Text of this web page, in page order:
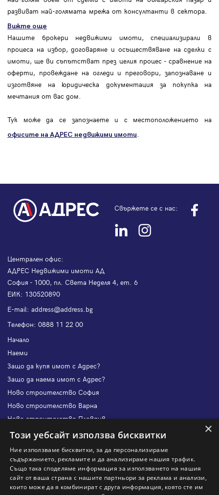
развиват най-голямата мрежа от консултанти в сектора.
Вижте още
Нашите брокери недвижими имоти, специализирали в
процеса на избор, договаряне и осъществяване на сделки с
имоти, ще ви съпътстват през целия процес - сравнение на
оферти, провеждане на огледи и преговори, запознаване и
изготвяне на юридическа документация за покупка на
мечтания от вас дом.
Тук може да се запознаете и с местоположението на
офисите на АДРЕС недвижими имоти.
Свържете се с нас:
Централен офис:
АДРЕС Недвижими имоти АД
София - 1000, пл. Света Неделя 4, ет. 6
ЕИК: 130520890
Е-mail: address@address.bg
Телефон: 0888 11 22 00
Начало
Наеми
Защо да купя имот с Адрес?
Защо да наема имот с Адрес?
Ново строителство София
Ново строителство Варна
Ново строителство Пловдив
Ново строителство Бургас
Защо да отдам имот с Адрес?
Наши офиси
Кариери
×
Този уебсайт използва бисквитки
Ние използваме бисквитки, за да персонализираме
съдържанието, рекламите и да анализираме нашия трафик.
Също така споделяме информация за използването на нашия
сайт от ваша страна с нашите партньори за реклама и анализи,
които може да я комбинират с друга информация, която сте им